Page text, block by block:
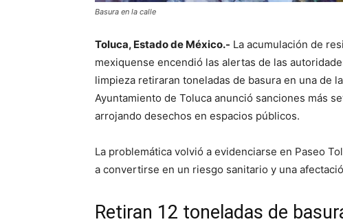
Basura en la calle
Toluca, Estado de México.- La acumulación de
mexiquense encendió las alertas de las
limpieza retiraran toneladas de basura en una de
Ayuntamiento de Toluca anunció sanciones más
arrojando desechos en espacios públicos.
La problemática volvió a evidenciarse en Paseo
a convertirse en un riesgo sanitario y una
Retiran 12 toneladas de